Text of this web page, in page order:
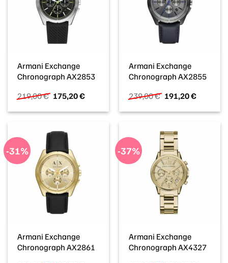
Armani Exchange
Chronograph AX2853
219,00€ Ursprünglicher
Preis
war:
175,20€Aktueller
ist:
Armani Exchange
Chronograph AX2855
239,00€ Ursprünglicher
Preis
war:
191,20€Aktueller
ist:
-31%
Armani Exchange
Chronograph AX2861
-37%
Armani Exchange
Chronograph AX4327